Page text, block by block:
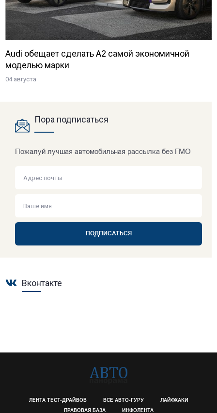
Audi обещает сделать A2 самой экономичной
моделью марки
04 августа
Пора подписаться
Пожалуй лучшая автомобильная рассылка без ГМО
ПОДПИСАТЬСЯ
Вконтакте
ЛЕНТА ТЕСТ-ДРАЙВОВ ВСЕ АВТО-ГУРУ
ЛАЙФХАКИ
ПРАВОВАЯ БАЗА
ИНФОЛЕНТА